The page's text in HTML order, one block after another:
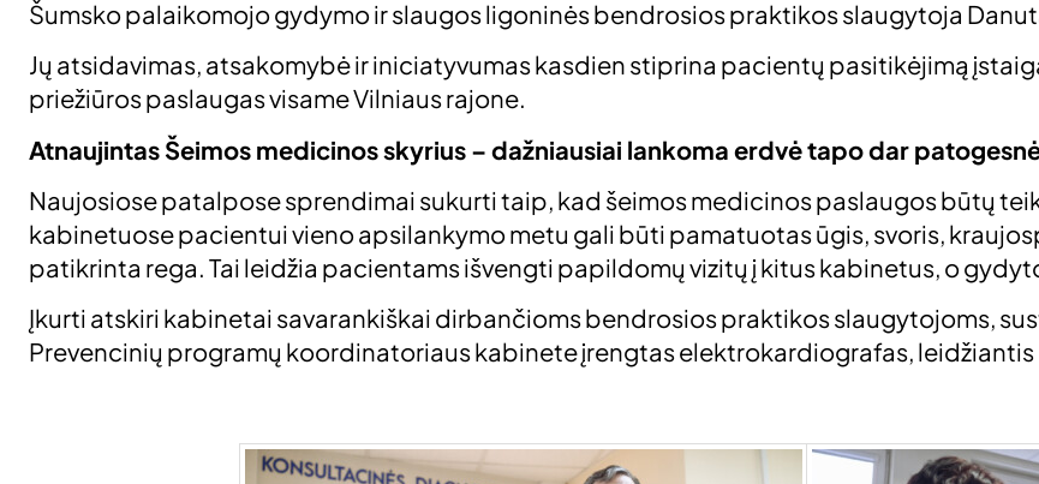
Šumsko palaikomojo gydymo ir slaugos ligoninės bendrosios praktikos slaugytoja
Jų atsidavimas, atsakomybė ir iniciatyvumas kasdien stiprina pacientų pasitikėjimą
priežiūros paslaugas visame Vilniaus rajone.
Atnaujintas Šeimos medicinos skyrius – dažniausiai lankoma erdvė tapo dar
Naujosiose patalpose sprendimai sukurti taip, kad šeimos medicinos paslaugos būtų
kabinetuose pacientui vieno apsilankymo metu gali būti pamatuotas ūgis, svoris,
patikrinta rega. Tai leidžia pacientams išvengti papildomų vizitų į kitus kabinetus, o
Įkurti atskiri kabinetai savarankiškai dirbančioms bendrosios praktikos slaugytojoms,
Prevencinių programų koordinatoriaus kabinete įrengtas elektrokardiografas, leidžiantis